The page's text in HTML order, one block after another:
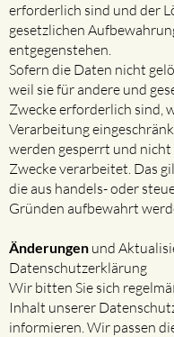
erforderlich sind und der
gesetzlichen
entgegenstehen.
Sofern die Daten nicht
weil sie für andere und
Zwecke erforderlich sind,
Verarbeitung
werden gesperrt und
Zwecke verarbeitet. Das
die aus handels- oder
Gründen aufbewahrt
Änderungen und
Datenschutzerklärung​
Wir bitten Sie sich
Inhalt unserer
informieren. Wir passen